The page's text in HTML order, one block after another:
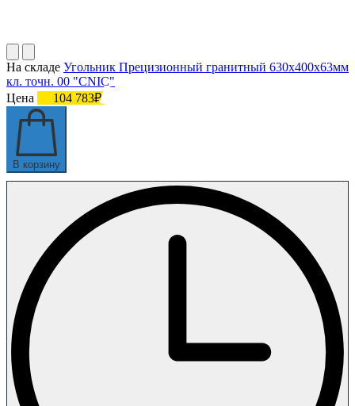
На складе Угольник Прецизионный гранитный 630х400х63мм
кл. точн. 00 "CNIC"
Цена
104 783₽
В корзину